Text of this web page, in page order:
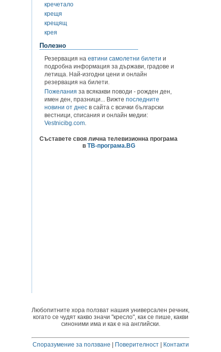
кречетало
крещя
крещящ
крея
Полезно
Резервация на евтини самолетни билети и
подробна информация за държави, градове и
летища. Най-изгодни цени и онлайн
резервация на билети.
Пожелания за всякакви поводи - рожден ден,
имен ден, празници... Вижте последните
новини от днес в сайта с всички български
вестници, списания и онлайн медии:
Vestnicibg.com.
Съставете своя лична телевизионна програма
в ТВ-програма.BG
Любопитните хора ползват нашия универсален речник,
когато се чудят какво значи "кресло", как се пише, какви
синоними има и как е на английски.
Споразумение за ползване Поверителност| Контакти